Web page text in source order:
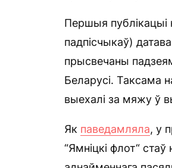
Першыя публікацыі
падпісчыкаў)
прысвечаны
Беларусі. Таксама
выехалі за мяжу ў
Як паведамляла, у
“Ямніцкі флот“